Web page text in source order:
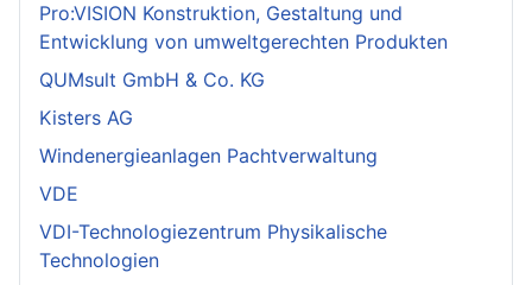
Pro:VISION Konstruktion, Gestaltung und
Entwicklung von umweltgerechten Produkten
QUMsult GmbH & Co. KG
Kisters AG
Windenergieanlagen Pachtverwaltung
VDE
VDI-Technologiezentrum Physikalische
Technologien